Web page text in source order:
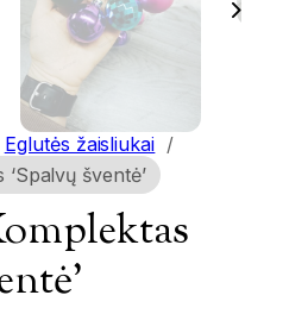
Eglutės žaisliukai /
šventė’